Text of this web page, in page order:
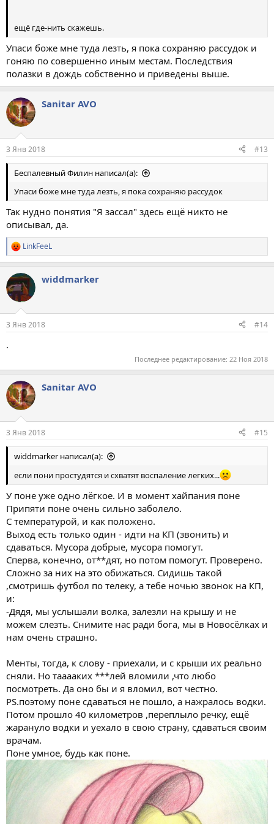
ещё где-нить скажешь.
Упаси боже мне туда лезть, я пока сохраняю рассудок и
гоняю по совершенно иным местам. Последствия
полазки в дождь собственно и приведены выше.
Sanitar AVO
3 Янв 2018 #13
Беспалевный Филин написал(а):
Упаси боже мне туда лезть, я пока сохраняю рассудок
Так нудно понятия "Я зассал" здесь ещё никто не
описывал, да.
Р
е
к
ц
и
LinkFeeL
widdmarker
3 Янв 2018 #14
.
Последнее редактирование: 22 Ноя 2018
Sanitar AVO
3 Янв 2018 #15
widdmarker написал(а):
если пони простудятся и схватят воспаление легких...
У поне уже одно лёгкое. И в момент хайпания поне
Припяти поне очень сильно заболело.
С температурой, и как положено.
Выход есть только один - идти на КП (звонить) и
сдаваться. Мусора добрые, мусора помогут.
Сперва, конечно, от**дят, но потом помогут. Проверено.
Сложно за них на это обижаться. Сидишь такой
,смотришь футбол по телеку, а тебе ночью звонок на КП,
и:
-Дядя, мы услышали волка, залезли на крышу и не
можем слезть. Снимите нас ради бога, мы в Новосёлках и
нам очень страшно.
Менты, тогда, к слову - приехали, и с крыши их реально
сняли. Но тааааких ***лей вломили ,что любо
посмотреть. Да оно бы и я вломил, вот честно.
PS.поэтому поне сдаваться не пошло, а нажралось водки.
Потом прошло 40 километров ,переплыло речку, ещё
жарануло водки и уехало в свою страну, сдаваться своим
врачам.
Поне умное, будь как поне.